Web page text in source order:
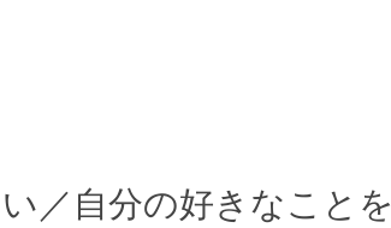
／自分の好きなことを